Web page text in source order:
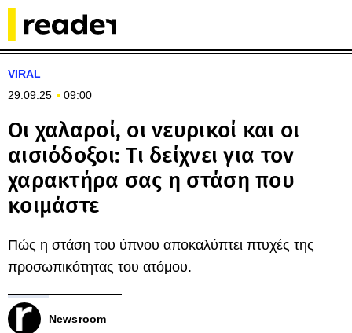
VIRAL
29.09.25
09:00
Οι χαλαροί, οι νευρικοί και οι
αισιόδοξοι: Τι δείχνει για τον
χαρακτήρα σας η στάση που
κοιμάστε
Πώς η στάση του ύπνου αποκαλύπτει πτυχές της
προσωπικότητας του ατόμου.
Newsroom